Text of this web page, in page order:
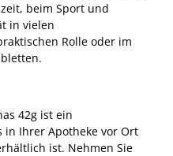
beim Sport und
in vielen
Rolle oder im
42g ist ein
in Ihrer Apotheke vor Ort
ist. Nehmen Sie